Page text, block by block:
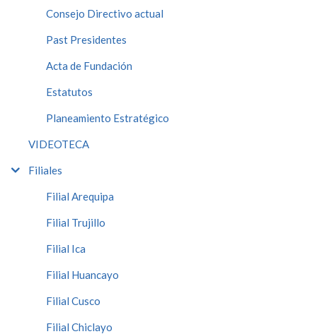
Consejo Directivo actual
Past Presidentes
Acta de Fundación
Estatutos
Planeamiento Estratégico
VIDEOTECA
Filiales
Filial Arequipa
Filial Trujillo
Filial Ica
Filial Huancayo
Filial Cusco
Filial Chiclayo